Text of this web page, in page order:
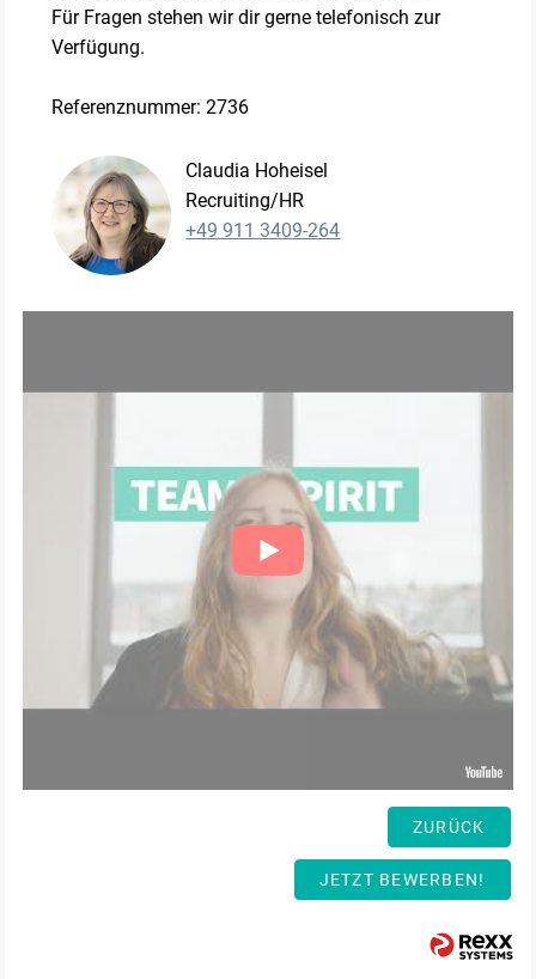
Für Fragen stehen wir dir gerne telefonisch zur
Verfügung.
Referenznummer: 2736
Claudia Hoheisel
Recruiting/HR
+49 911 3409-264
ZURÜCK
JETZT BEWERBEN!